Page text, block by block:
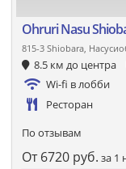
Ohruri Nasu
815-3 Shiobara,
8.5 км до центра
Wi-fi в лобби
Ресторан
По отзывам
От 6720 руб. за 1